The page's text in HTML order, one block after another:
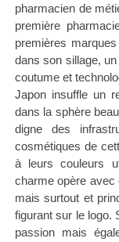
pharmacien de
première
premières
dans son sillage,
coutume et
Japon insuffle un
dans la sphère
digne des
cosmétiques de
à leurs couleurs
charme opère avec
mais surtout et
figurant sur le logo.
passion mais